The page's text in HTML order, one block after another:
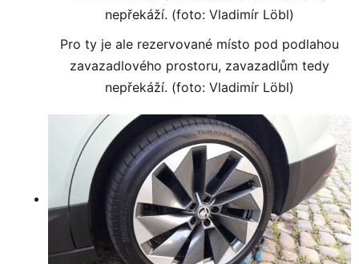
Pro ty je ale rezervované místo pod podlahou
zavazadlového prostoru, zavazadlům tedy
nepřekáží. (foto: Vladimír Löbl)